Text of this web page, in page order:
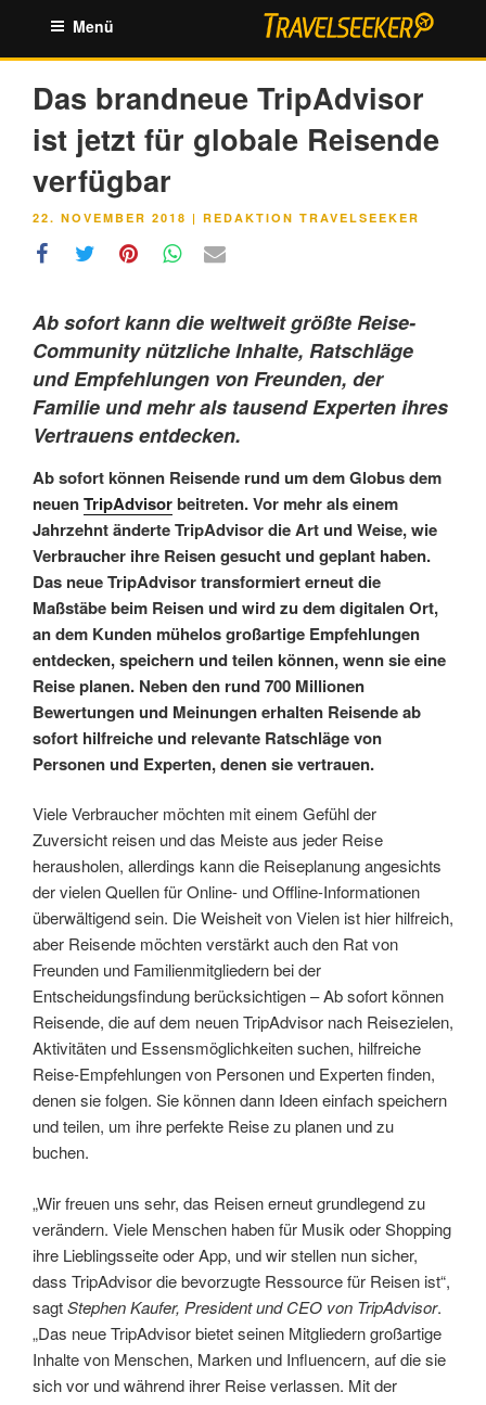
springen
Menü
Das brandneue TripAdvisor
ist jetzt für globale Reisende
verfügbar
VERÖFFENTLICHT
22. NOVEMBER 2018 | REDAKTION TRAVELSEEKER
Ab sofort kann die weltweit größte Reise-
Community nützliche Inhalte, Ratschläge
und Empfehlungen von Freunden, der
Familie und mehr als tausend Experten ihres
Vertrauens entdecken.
Ab sofort können Reisende rund um dem Globus dem
neuenTripAdvisorbeitreten. Vor mehr als einem
Jahrzehnt änderte TripAdvisor die Art und Weise, wie
Verbraucher ihre Reisen gesucht und geplant haben.
Das neue TripAdvisor transformiert erneut die
Maßstäbe beim Reisen und wird zu dem digitalen Ort,
an dem Kunden mühelos großartige Empfehlungen
entdecken, speichern und teilen können, wenn sie eine
Reise planen. Neben den rund 700 Millionen
Bewertungen und Meinungen erhalten Reisende ab
sofort hilfreiche und relevante Ratschläge von
Personen und Experten, denen sie vertrauen.
Viele Verbraucher möchten mit einem Gefühl der
Zuversicht reisen und das Meiste aus jeder Reise
herausholen, allerdings kann die Reiseplanung angesichts
der vielen Quellen für Online- und Offline-Informationen
überwältigend sein. Die Weisheit von Vielen ist hier hilfreich,
aber Reisende möchten verstärkt auch den Rat von
Freunden und Familienmitgliedern bei der
Entscheidungsfindung berücksichtigen – Ab sofort können
Reisende, die auf dem neuen TripAdvisor nach Reisezielen,
Aktivitäten und Essensmöglichkeiten suchen, hilfreiche
Reise-Empfehlungen von Personen und Experten finden,
denen sie folgen. Sie können dann Ideen einfach speichern
und teilen, um ihre perfekte Reise zu planen und zu
buchen.
„Wir freuen uns sehr, das Reisen erneut grundlegend zu
verändern. Viele Menschen haben für Musik oder Shopping
ihre Lieblingsseite oder App, und wir stellen nun sicher,
dass TripAdvisor die bevorzugte Ressource für Reisen ist“,
sagtStephen Kaufer, President und CEO von TripAdvisor.
„Das neue TripAdvisor bietet seinen Mitgliedern großartige
Inhalte von Menschen, Marken und Influencern, auf die sie
sich vor und während ihrer Reise verlassen. Mit der